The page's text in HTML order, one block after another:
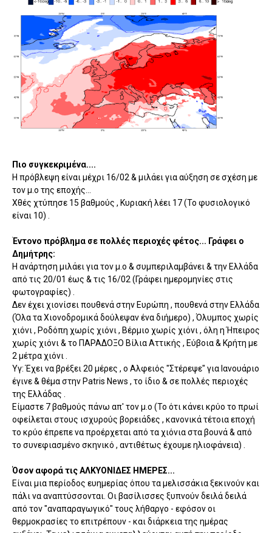
Πιο συγκεκριμένα....
Η πρόβλεψη είναι μέχρι 16/02 & μιλάει για αύξηση σε σχέση με
τον μ.ο της εποχής...
Χθές χτύπησε 15 βαθμούς , Κυριακή λέει 17 (Το φυσιολογικό
είναι 10) .
Έντονο πρόβλημα σε πολλές περιοχές φέτος... Γράφει ο
Δημήτρης:
Η ανάρτηση μιλάει για τον μ.ο & συμπεριλαμβάνει & την Ελλάδα
από τις 20/01 έως & τις 16/02 (Γράφει ημερομηνίες στις
φωτογραφίες) .
Δεν έχει χιονίσει πουθενά στην Ευρώπη , πουθενά στην Ελλάδα
(Όλα τα Xιονοδρομικά δούλεψαν ένα διήμερο) , Όλυμπος χωρίς
χιόνι , Ροδόπη χωρίς χιόνι , Βέρμιο χωρίς χιόνι , όλη η Ήπειρος
χωρίς χιόνι & το ΠΑΡΑΔΟΞΟ Βίλια Αττικής , Εύβοια & Κρήτη με
2 μέτρα χιόνι .
Υγ: Έχει να βρέξει 20 μέρες , ο Αλφειός "Στέρεψε" για Ιανουάριο
έγινε & θέμα στην Patris News , το ίδιο & σε πολλές περιοχές
της Ελλάδας .
Είμαστε 7 βαθμούς πάνω απ' τον μ.ο (Το ότι κάνει κρύο το πρωί
οφείλεται στους ισχυρούς βορειάδες , κανονικά τέτοια εποχή
το κρύο έπρεπε να προέρχεται από τα χιόνια στα βουνά & από
το συνεφιασμένο σκηνικό , αντιθέτως έχουμε ηλιοφάνεια) .
Όσον αφορά τις ΑΛΚΥΟΝΙΔΕΣ ΗΜΕΡΕΣ...
Είναι μια περίοδος ευημερίας όπου τα μελισσάκια ξεκινούν και
πάλι να αναπτύσσονται. Οι βασίλισσες ξυπνούν δειλά δειλά
από τον "αναπαραγωγικό" τους λήθαργο - εφόσον οι
θερμοκρασίες το επιτρέπουν - και διάρκεια της ημέρας